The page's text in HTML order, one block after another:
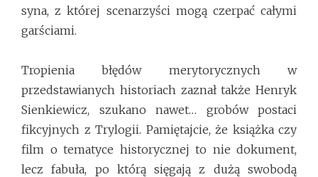
syna, z której scenarzyści mogą czerpać całymi
garściami.
Tropienia błędów merytorycznych w
przedstawianych historiach zaznał także Henryk
Sienkiewicz, szukano nawet… grobów postaci
fikcyjnych z Trylogii. Pamiętajcie, że książka czy
film o tematyce historycznej to nie dokument,
lecz fabuła, po którą sięgają z dużą swobodą